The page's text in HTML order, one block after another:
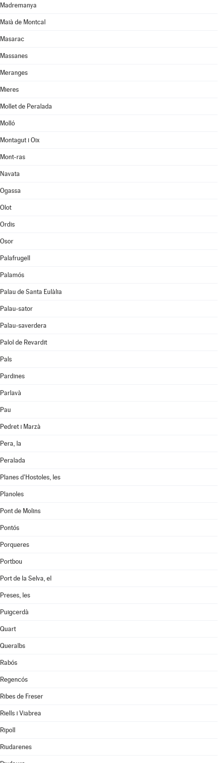
Madremanya
Maià de Montcal
Masarac
Massanes
Meranges
Mieres
Mollet de Peralada
Molló
Montagut i Oix
Mont-ras
Navata
Ogassa
Olot
Ordis
Osor
Palafrugell
Palamós
Palau de Santa Eulàlia
Palau-sator
Palau-saverdera
Palol de Revardit
Pals
Pardines
Parlavà
Pau
Pedret i Marzà
Pera, la
Peralada
Planes d'Hostoles, les
Planoles
Pont de Molins
Pontós
Porqueres
Portbou
Port de la Selva, el
Preses, les
Puigcerdà
Quart
Queralbs
Rabós
Regencós
Ribes de Freser
Riells i Viabrea
Ripoll
Riudarenes